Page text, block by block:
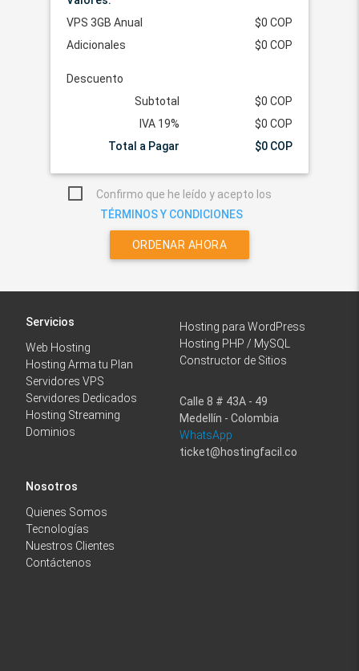
VPS 3GB Anual
$0 COP
Adicionales
$0 COP
Descuento
Subtotal
$0 COP
IVA 19%
$0 COP
Total a Pagar
$0 COP
Confirmo que he leído y acepto los
TÉRMINOS Y CONDICIONES
ORDENAR AHORA
Servicios
Web Hosting
Hosting Arma tu Plan
Servidores VPS
Servidores Dedicados
Hosting Streaming
Dominios
Hosting para WordPress
Hosting PHP / MySQL
Constructor de Sitios
Calle 8 # 43A - 49
Medellín - Colombia
WhatsApp
ticket@hostingfacil.co
Nosotros
Quienes Somos
Tecnologías
Nuestros Clientes
Contáctenos